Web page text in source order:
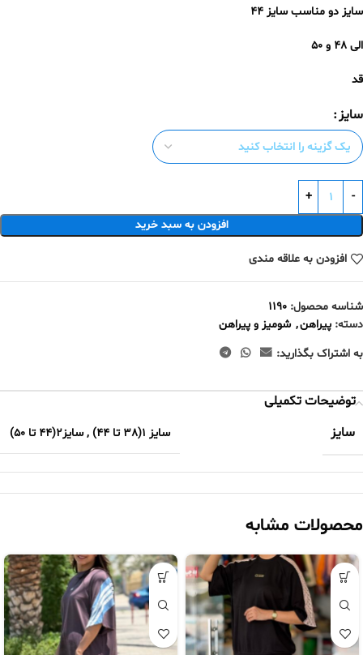
سایز دو مناسب سایز 44
الی 48 و 50
قد
سایز
افزودن به سبد خرید
افزودن به علاقه مندی
شناسه محصول: 1190
دسته: پیراهن, شومیز و پیراهن
به اشتراک بگذارید:
توضیحات تکمیلی
سایز
سایز 1(38 تا 44) ,سایز2(44 تا 50)
محصولات مشابه